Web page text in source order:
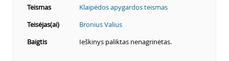
Teismas
Klaipėdos apygardos teismas
Teisėjas(ai)
Bronius Valius
Baigtis
Ieškinys paliktas nenagrinėtas.